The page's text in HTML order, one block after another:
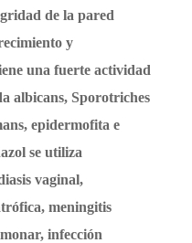
de la pared
y
una fuerte actividad
albicans, Sporotriches
epidermofita e
se utiliza
vaginal,
meningitis
infección